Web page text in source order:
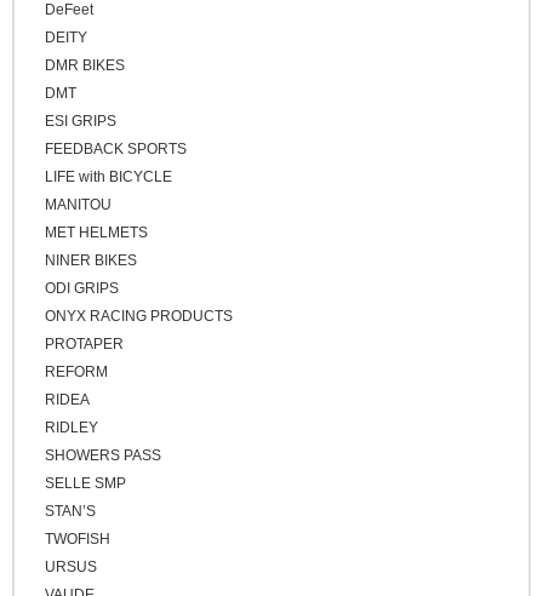
DeFeet
DEITY
DMR BIKES
DMT
ESI GRIPS
FEEDBACK SPORTS
LIFE with BICYCLE
MANITOU
MET HELMETS
NINER BIKES
ODI GRIPS
ONYX RACING PRODUCTS
PROTAPER
REFORM
RIDEA
RIDLEY
SHOWERS PASS
SELLE SMP
STAN’S
TWOFISH
URSUS